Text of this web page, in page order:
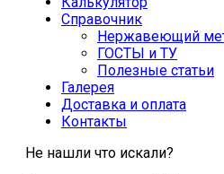
Справочник
Нержавеющий
ГОСТЫ и ТУ
Полезные статьи
Галерея
Доставка и оплата
Контакты
Не нашли что искали?